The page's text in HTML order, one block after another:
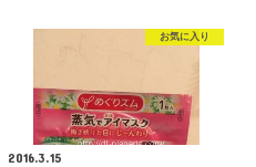
お気に入り
2016.3.15